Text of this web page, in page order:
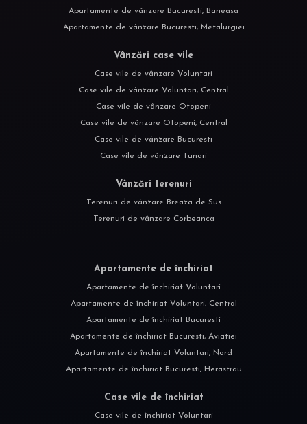
Apartamente de vânzare Bucuresti, Baneasa
Apartamente de vânzare Bucuresti, Metalurgiei
Vânzări case vile
Case vile de vânzare Voluntari
Case vile de vânzare Voluntari, Central
Case vile de vânzare Otopeni
Case vile de vânzare Otopeni, Central
Case vile de vânzare Bucuresti
Case vile de vânzare Tunari
Vânzări terenuri
Terenuri de vânzare Breaza de Sus
Terenuri de vânzare Corbeanca
Apartamente de închiriat
Apartamente de închiriat Voluntari
Apartamente de închiriat Voluntari, Central
Apartamente de închiriat Bucuresti
Apartamente de închiriat Bucuresti, Aviatiei
Apartamente de închiriat Voluntari, Nord
Apartamente de închiriat Bucuresti, Herastrau
Case vile de închiriat
Case vile de închiriat Voluntari